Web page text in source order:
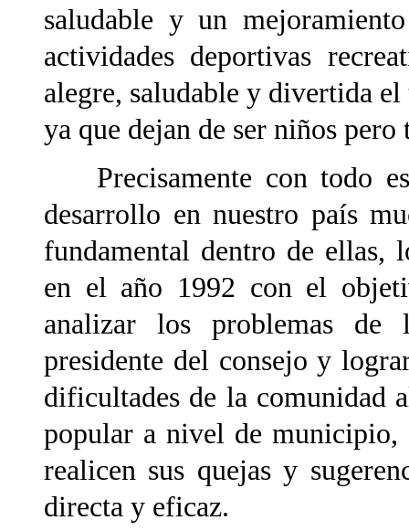
saludable y un
actividades deportivas
alegre, saludable y divertida
ya que dejan de ser niños
Precisamente con todo
desarrollo en nuestro país
fundamental dentro de ellas,
en el año 1992 con el
analizar los problemas de
presidente del consejo y
dificultades de la comunidad
popular a nivel de municipio,
realicen sus quejas y
directa y eficaz.